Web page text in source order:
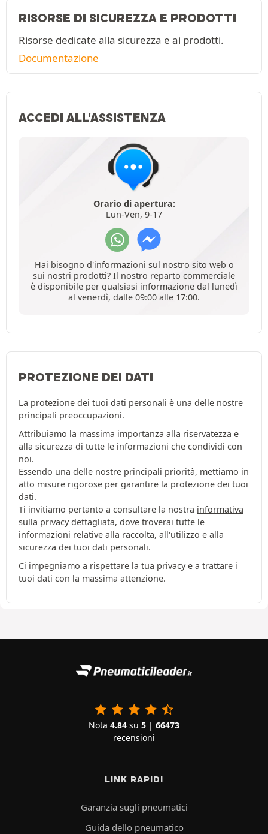
RISORSE DI SICUREZZA E PRODOTTI
Risorse dedicate alla sicurezza e ai prodotti.
Documentazione
ACCEDI ALL'ASSISTENZA
Orario di apertura:
Lun-Ven, 9-17
Hai bisogno d'informazioni sul nostro sito web o
sui nostri prodotti? Il nostro reparto commerciale
è disponibile per qualsiasi informazione dal lunedì
al venerdì, dalle 09:00 alle 17:00.
PROTEZIONE DEI DATI
La protezione dei tuoi dati personali è una delle nostre
principali preoccupazioni.
Attribuiamo la massima importanza alla riservatezza e
alla sicurezza di tutte le informazioni che condividi con
noi.
Essendo una delle nostre principali priorità, mettiamo in
atto misure rigorose per garantire la protezione dei tuoi
dati.
Ti invitiamo pertanto a consultare la nostra informativa
sulla privacydettagliata, dove troverai tutte le
informazioni relative alla raccolta, all'utilizzo e alla
sicurezza dei tuoi dati personali.
Ci impegniamo a rispettare la tua privacy e a trattare i
tuoi dati con la massima attenzione.
Nota 4.84 su 5 | 66473
recensioni
LINK RAPIDI
Garanzia sugli pneumatici
Guida dello pneumatico